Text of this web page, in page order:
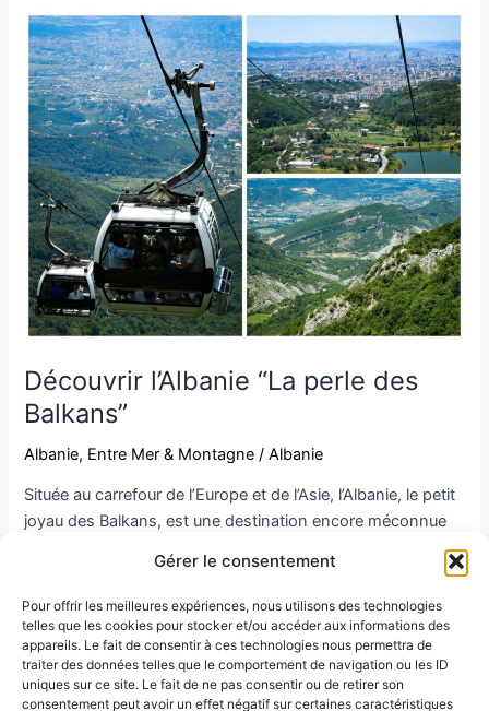
Gérer le consentement
Pour offrir les meilleures expériences, nous utilisons des technologies
telles que les cookies pour stocker et/ou accéder aux informations des
appareils. Le fait de consentir à ces technologies nous permettra de
traiter des données telles que le comportement de navigation ou les ID
uniques sur ce site. Le fait de ne pas consentir ou de retirer son
consentement peut avoir un effet négatif sur certaines caractéristiques
Découvrir l’Albanie “La perle des
Balkans”
Albanie, Entre Mer & Montagne /Albanie
Située au carrefour de l’Europe et de l’Asie, l’Albanie, le petit
joyau des Balkans, est une destination encore méconnue
amateurs de tourisme vert, culturel et balnéaire.
Que vous soyez amateur de nature, passionné de culture et
d’histoire ou adepte de plages paradisiaques. L’Albanie
saura combler toutes vos envies !
Découvrir
l’Albanie
“La
perle
des
Balkans”